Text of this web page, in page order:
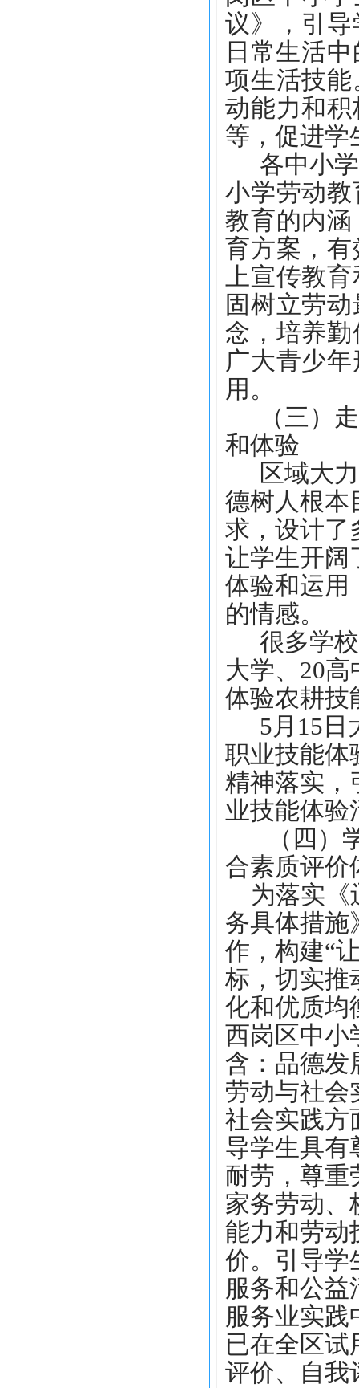
议》，引
日常生活
项生活技
动能力和
等，促进学
各中小
小学劳动
教育的内涵
育方案 ，
上宣传教
固树立劳
念，培养
广大青少年
用。
（三）
和体验
区域大力
德树人根本
求，设计了
让学生开阔
体验和运用
的情感。
很多学
大学、 20高
体验农耕技
5月 15日
职业技能体
精神落实，
业技能体验
（四
合素质评价
为落实《
务具体措施
作，构建“
标，切实推
化和优质均
西岗区中小
含：品德发
劳动与社会
社会实践方
导学生具有
耐劳，尊重
家务劳动、
能力和劳动
价。引导学
服务和公益
服务业实践
已在全区试
评价、自我